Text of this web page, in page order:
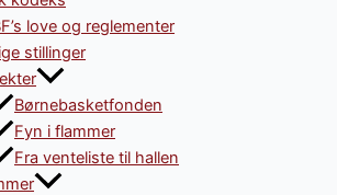
love og reglementer
stillinger
Børnebasketfonden
Fyn i flammer
Fra venteliste til hallen